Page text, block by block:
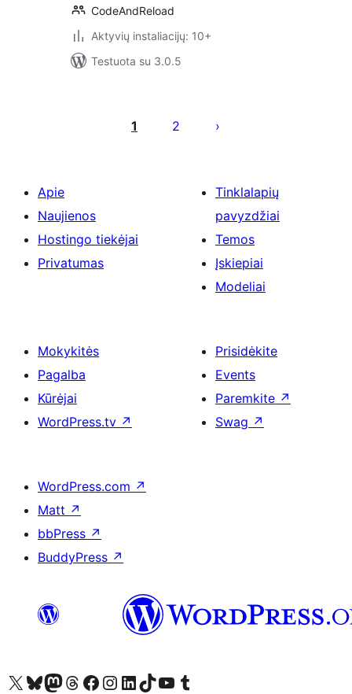
CodeAndReload
Aktyvių instaliacijų: 10+
Testuota su 3.0.5
puslapiavimas
1 2
Apie
Naujienos
Hostingo tiekėjai
Privatumas
Tinklalapių
pavyzdžiai
Temos
Įskiepiai
Modeliai
Mokykitės
Pagalba
Kūrėjai
WordPress.tv ↗
Prisidėkite
Events
Paremkite ↗
Swag ↗
WordPress.com ↗
Matt ↗
bbPress ↗
BuddyPress ↗
Visit our X (formerly Twitter) account
Apsilankykite mūsų Bluesky paskyroje
Visit our Mastodon account
Apsilankykite mūsų Threads paskyroje
Visit our Facebook page
Visit our Instagram account
Visit our LinkedIn account
Apsilankykite mūsų TikTok paskyroje
Visit our YouTube channel
Apsilankykite mūsų Tumblr paskyroje